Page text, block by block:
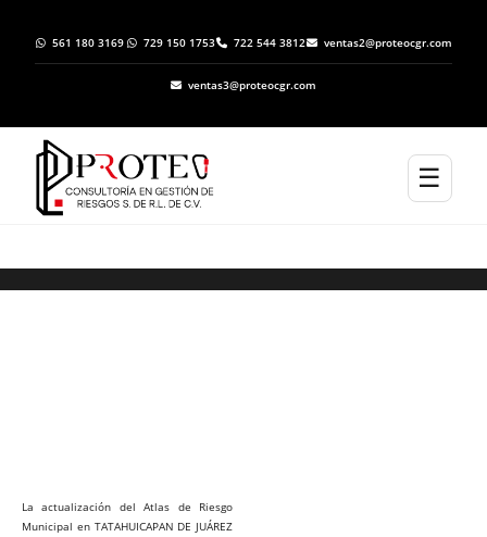
561 180 3169 729 150 1753 722 544 3812 ventas2@proteocgr.com
ventas3@proteocgr.com
☰
La actualización del Atlas de Riesgo
Municipal en TATAHUICAPAN DE JUÁREZ